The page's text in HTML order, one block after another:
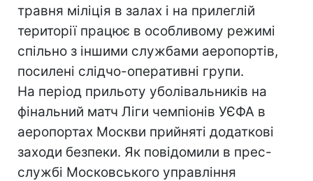
травня міліція в залах і на прилеглій
території працює в особливому режимі
спільно з іншими службами аеропортів,
посилені слідчо-оперативні групи.
На період прильоту уболівальників на
фінальний матч Ліги чемпіонів УЄФА в
аеропортах Москви прийняті додаткові
заходи безпеки. Як повідомили в прес-
службі Московського управління